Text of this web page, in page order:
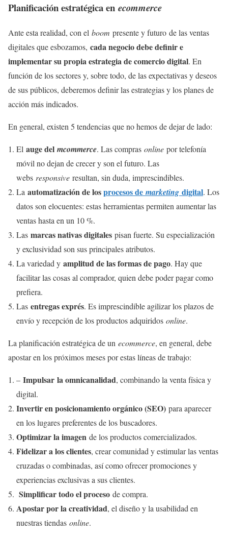
Planificación estratégica en ecommerce
Ante esta realidad, con el boom presente y futuro de las ventas
digitales que esbozamos, cada negocio debe definir e
implementar su propia estrategia de comercio digital. En
función de los sectores y, sobre todo, de las expectativas y deseos
de sus públicos, deberemos definir las estrategias y los planes de
acción más indicados.
En general, existen 5 tendencias que no hemos de dejar de lado:
El auge del mcommerce. Las compras online por telefonía
móvil no dejan de crecer y son el futuro. Las
webs responsive resultan, sin duda, imprescindibles.
La automatización de losprocesos de marketing digital. Los
datos son elocuentes: estas herramientas permiten aumentar las
ventas hasta en un 10 %.
Las marcas nativas digitales pisan fuerte. Su especialización
y exclusividad son sus principales atributos.
La variedad y amplitud de las formas de pago. Hay que
facilitar las cosas al comprador, quien debe poder pagar como
prefiera.
Las entregas exprés. Es imprescindible agilizar los plazos de
envío y recepción de los productos adquiridos online.
La planificación estratégica de un ecommerce, en general, debe
apostar en los próximos meses por estas líneas de trabajo:
– Impulsar la omnicanalidad, combinando la venta física y
digital.
Invertir en posicionamiento orgánico (SEO) para aparecer
en los lugares preferentes de los buscadores.
Optimizar la imagen de los productos comercializados.
Fidelizar a los clientes, crear comunidad y estimular las ventas
cruzadas o combinadas, así como ofrecer promociones y
experiencias exclusivas a sus clientes.
Simplificar todo el proceso de compra.
Apostar por la creatividad, el diseño y la usabilidad en
nuestras tiendas online.